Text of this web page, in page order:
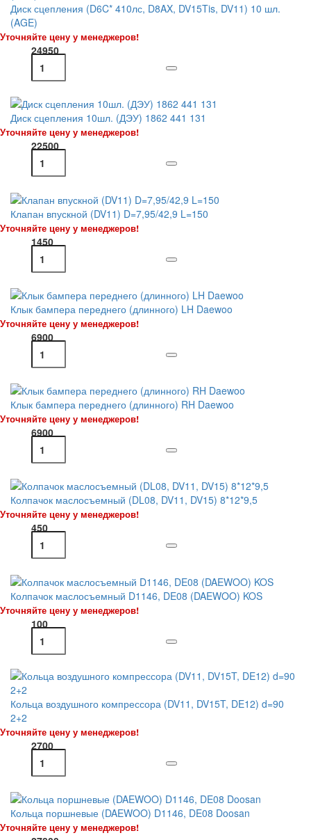
Диск сцепления (D6C* 410лс, D8AX, DV15Tis, DV11) 10 шл.
(AGE)
Уточняйте цену у менеджеров!
24950
Диск сцепления 10шл. (ДЭУ) 1862 441 131
Уточняйте цену у менеджеров!
22500
Клапан впускной (DV11) D=7,95/42,9 L=150
Уточняйте цену у менеджеров!
1450
Клык бампера переднего (длинного) LH Daewoo
Уточняйте цену у менеджеров!
6900
Клык бампера переднего (длинного) RH Daewoo
Уточняйте цену у менеджеров!
6900
Колпачок маслосъемный (DL08, DV11, DV15) 8*12*9,5
Уточняйте цену у менеджеров!
450
Колпачок маслосъемный D1146, DE08 (DAEWOO) KOS
Уточняйте цену у менеджеров!
100
Кольца воздушного компрессора (DV11, DV15T, DE12) d=90
2+2
Уточняйте цену у менеджеров!
2700
Кольца поршневые (DAEWOO) D1146, DE08 Doosan
Уточняйте цену у менеджеров!